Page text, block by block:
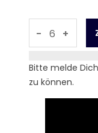
- +
Bitte melde
zu können.